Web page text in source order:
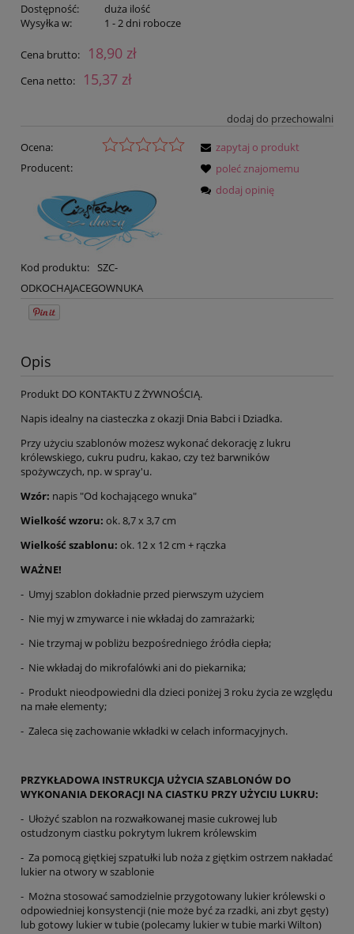
Dostępność:
duża ilość
Wysyłka w:
1 - 2 dni robocze
Cena brutto: 18,90 zł
Cena netto: 15,37 zł
dodaj do przechowalni
Ocena:
Producent:
Kod produktu:
SZC-
ODKOCHAJACEGOWNUKA
zapytaj o produkt
poleć znajomemu
dodaj opinię
Opis
Produkt DO KONTAKTU Z ŻYWNOŚCIĄ.
Napis idealny na ciasteczka z okazji Dnia Babci i Dziadka.
Przy użyciu szablonów możesz wykonać dekorację z lukru
królewskiego, cukru pudru, kakao, czy też barwników
spożywczych, np. w spray'u.
Wzór: napis "Od kochającego wnuka"
Wielkość wzoru: ok. 8,7 x 3,7 cm
Wielkość szablonu: ok. 12 x 12 cm + rączka
WAŻNE!
- Umyj szablon dokładnie przed pierwszym użyciem
- Nie myj w zmywarce i nie wkładaj do zamrażarki;
- Nie trzymaj w pobliżu bezpośredniego źródła ciepła;
- Nie wkładaj do mikrofalówki ani do piekarnika;
- Produkt nieodpowiedni dla dzieci poniżej 3 roku życia ze względu
na małe elementy;
- Zaleca się zachowanie wkładki w celach informacyjnych.
PRZYKŁADOWA INSTRUKCJA UŻYCIA SZABLONÓW DO
WYKONANIA DEKORACJI NA CIASTKU PRZY UŻYCIU LUKRU:
- Ułożyć szablon na rozwałkowanej masie cukrowej lub
ostudzonym ciastku pokrytym lukrem królewskim
- Za pomocą giętkiej szpatułki lub noża z giętkim ostrzem nakładać
lukier na otwory w szablonie
- Można stosować samodzielnie przygotowany lukier królewski o
odpowiedniej konsystencji (nie może być za rzadki, ani zbyt gęsty)
lub gotowy lukier w tubie (polecamy lukier w tubie marki Wilton)